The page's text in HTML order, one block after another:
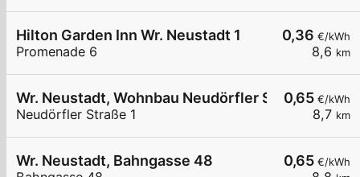
0,36 €/kWh
8,6 km
Hilton Garden Inn Wr. Neustadt 1
Promenade 6
0,65 €/kWh
8,7 km
Wr. Neustadt, Wohnbau Neudörfler Str.
Neudörfler Straße 1
0,65 €/kWh
Wr. Neustadt, Bahngasse 48